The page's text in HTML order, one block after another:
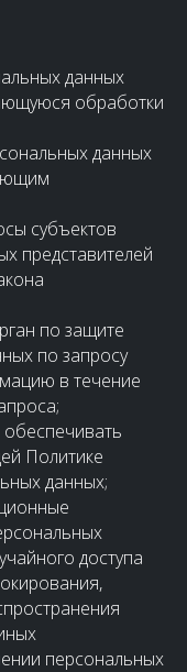
данных
обработки
данных
субъектов
представителей
по защите
по запросу
в течение
Политике
данных;
доступа
персональных